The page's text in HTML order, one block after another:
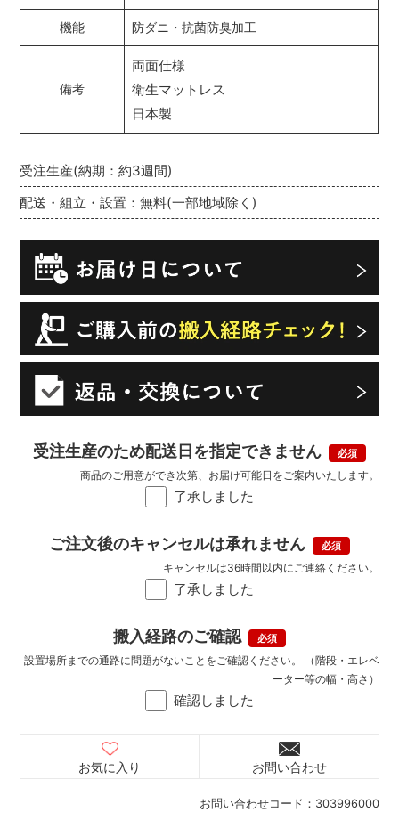
お問い合わせコード： 303996000
受注生産(納期：約3週間)
配送・組立・設置：無料(一部地域除く)
受注生産のため配送日を指定できません
了承しました
商品のご用意ができ次第、お届け可能日をご案内いたします。
ご注文後のキャンセルは承れません
了承しました
キャンセルは36時間以内にご連絡ください。
搬入経路のご確認
確認しました
設置場所までの通路に問題がないことをご確認ください。 （階段・エレベ
ーター等の幅・高さ）
お気に入り お問い合わせ
機能 防ダニ・抗菌防臭加工
備考
両面仕様
衛生マットレス
日本製